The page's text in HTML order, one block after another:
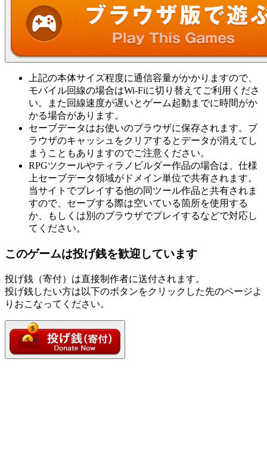
上記の本体サイズ程度に通信容量がかかりますので、
モバイル回線の場合はWi-Fiに切り替えてご利用くださ
い。また回線速度が遅いとゲーム起動までに時間がか
かる場合があります。
セーブデータはお使いのブラウザに保存されます。ブ
ラウザのキャッシュをクリアするとデータが消えてし
まうこともありますのでご注意ください。
RPGツクールやティラノビルダー作品の場合は、仕様
上セーブデータ領域がドメイン単位で共有されます。
当サイトでプレイする他の同ツール作品と共有されま
すので、セーブする際は空いている箇所を使用する
か、もしくは別のブラウザでプレイするなどで対応し
てください。
このゲームは投げ銭を歓迎しています
投げ銭（寄付）は直接制作者に送付されます。
投げ銭したい方は以下のボタンをクリックした先のページよ
りおこなってください。